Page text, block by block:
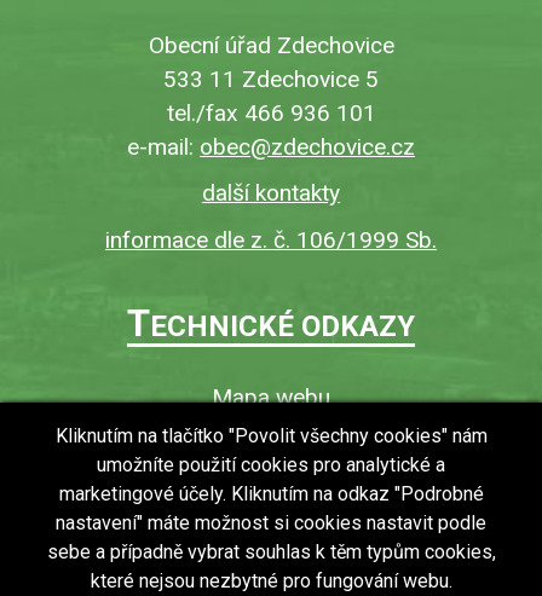
Obecní úřad Zdechovice
533 11 Zdechovice 5
tel./fax 466 936 101
e-mail: obec@zdechovice.cz
další kontakty
informace dle z. č. 106/1999 Sb.
TECHNICKÉ ODKAZY
Mapa webu
O webu
Povinně zveřejňované informace
Ochrana osobních údajů (GDPR)
Vyhledávání
RSS
Kliknutím na tlačítko "Povolit všechny cookies" nám
umožníte použití cookies pro analytické a
marketingové účely. Kliknutím na odkaz "Podrobné
nastavení" máte možnost si cookies nastavit podle
sebe a případně vybrat souhlas k těm typům cookies,
které nejsou nezbytné pro fungování webu.